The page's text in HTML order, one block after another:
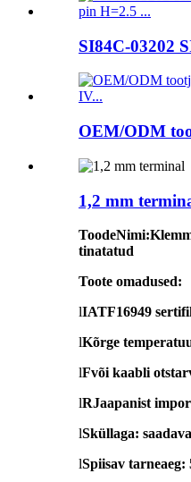
SI84C-03202
OEM/ODM
1,2 mm
ToodeNimi:
tinatatud
Toote omadused:
lIATF16949
lKõrge
lFvõi kaabli
lRJaapanist
lSküllaga:
lSpiisav tarneaeg: